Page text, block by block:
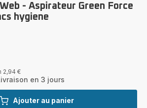
- Aspirateur Green Force
hygiene
2,94 €
en 3 jours
Ajouter au panier